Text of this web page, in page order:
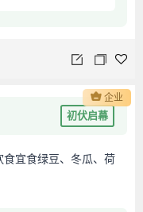
初伏启幕
宜食绿豆、冬瓜、荷
企业